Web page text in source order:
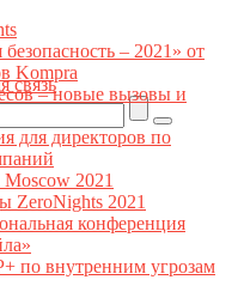
связь
– 2021» от
Kompra
– новые вызовы и
для директоров по
2021
ZeroNights 2021
конференция
по внутренним угрозам